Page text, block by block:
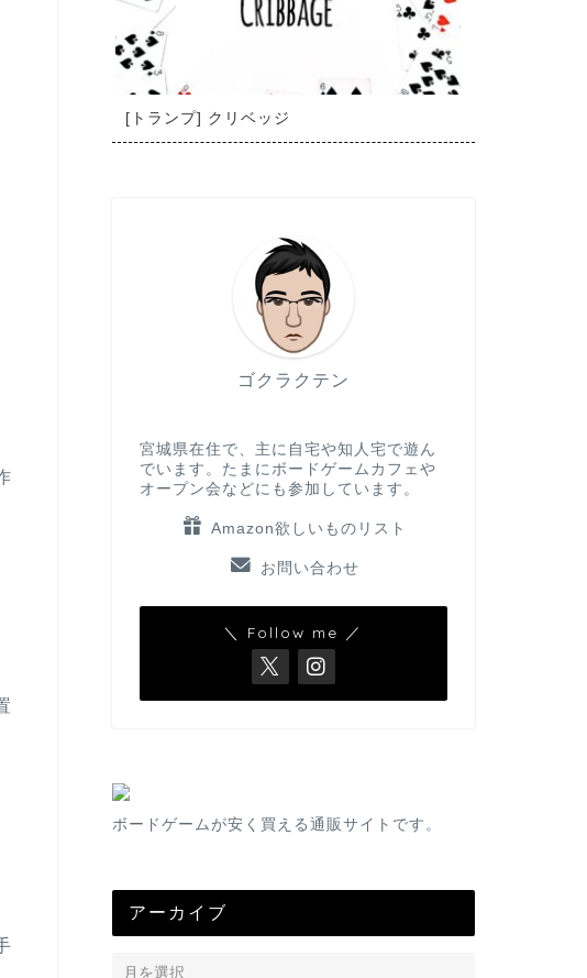
[トランプ] クリベッジ
ゴクラクテン
宮城県在住で、主に自宅や知人宅で遊ん
でいます。たまにボードゲームカフェや
オープン会などにも参加しています。
Amazon欲しいものリスト
お問い合わせ
＼ Follow me ／
ボードゲームが安く買える通販サイトです。
アーカイブ